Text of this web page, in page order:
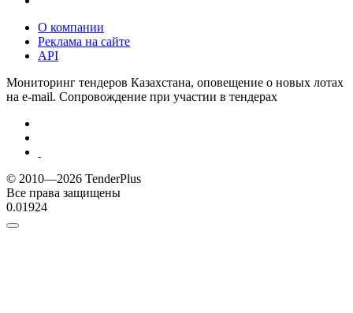
О компании
Реклама на сайте
API
Мониторинг тендеров Казахстана, оповещение о новых лотах
на e-mail. Сопровождение при участии в тендерах
© 2010—2026 TenderPlus
Все права защищены
0.01924